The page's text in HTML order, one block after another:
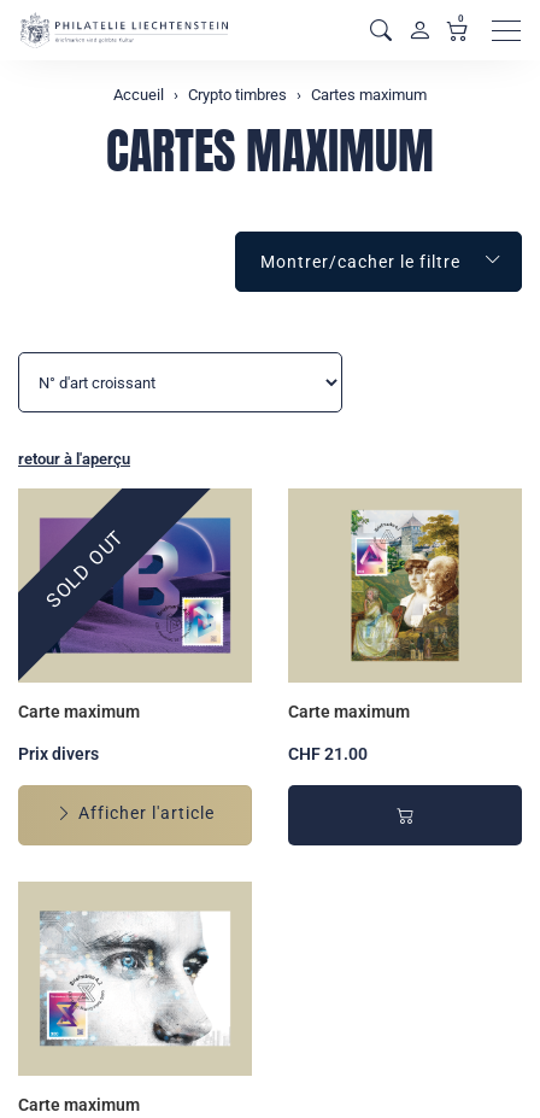
0
Accueil Crypto timbres Cartes maximum
CARTES MAXIMUM
Montrer/cacher le filtre
retour à l'aperçu
SOLD OUT
Carte maximum
Prix divers
Afficher l'article
Carte maximum
CHF 21.00
Carte maximum